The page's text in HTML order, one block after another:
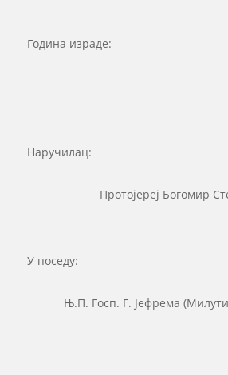
Година израде:
Наручилац:
Протојереј Богомир
У поседу:
Њ.П. Госп. Г. Јефрема